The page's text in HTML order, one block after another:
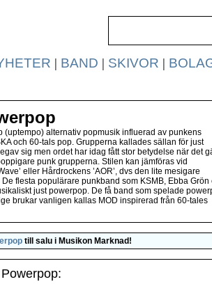
| BAND | SKIVOR |
(uptempo) alternativ popmusik influerad av punkens
och 60-tals pop. Grupperna kallades sällan för just
sig men ordet har idag fått stor betydelse när det
punk grupperna. Stilen kan jämföras vid
eller Hårdrockens ’AOR’, dvs den lite mesigare
flesta populärare punkband som KSMB, Ebba Grön
just powerpop. De få band som spelade
brukar vanligen kallas MOD inspirerad från 60-tales
till salu i Musikon Marknad !